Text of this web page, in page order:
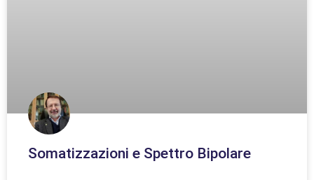
Somatizzazioni e Spettro Bipolare